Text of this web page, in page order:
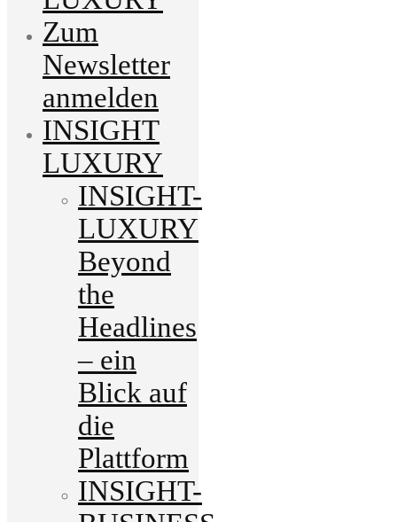
Zum
Newsletter
anmelden
INSIGHT
LUXURY
INSIGHT-
LUXURY
Beyond
the
Headlines
– ein
Blick auf
die
Plattform
INSIGHT-